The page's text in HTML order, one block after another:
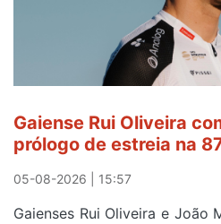
Gaiense Rui Oliveira
prólogo de estreia na
05-08-2026 | 15:57
Gaienses Rui Oliveira e João